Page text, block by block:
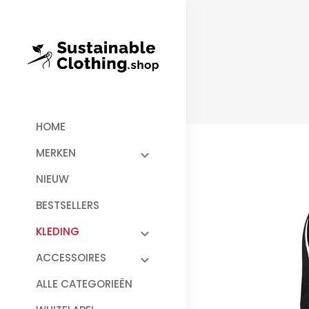
HOME
MERKEN
NIEUW
BESTSELLERS
KLEDING
ACCESSOIRES
ALLE CATEGORIEËN